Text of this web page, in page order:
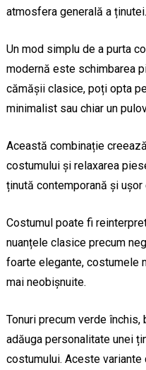
atmosfera generală a ținutei.
Un mod simplu de a purta
modernă este schimbarea
cămășii clasice, poți opta
minimalist sau chiar un
Această combinație
costumului și relaxarea
ținută contemporană și ușor
Costumul poate fi
nuanțele clasice precum
foarte elegante, costumele
mai neobișnuite.
Tonuri precum verde
adăuga personalitate unei
costumului. Aceste